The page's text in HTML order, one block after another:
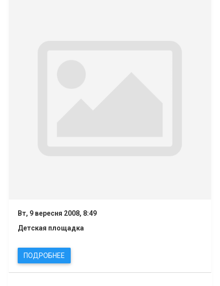
Вт, 9 вересня 2008, 8:49
Детская площадка
ПОДРОБНЕЕ